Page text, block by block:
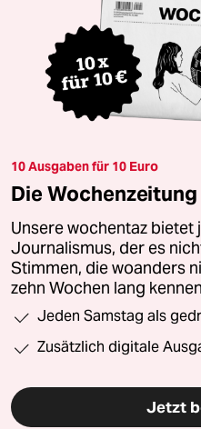
10 Ausgaben für 10 Euro
Die
Unsere wochentaz bietet
Journalismus, der es
Stimmen, die woanders
zehn Wochen lang
Jeden Samstag als
Zusätzlich digitale
Jetzt